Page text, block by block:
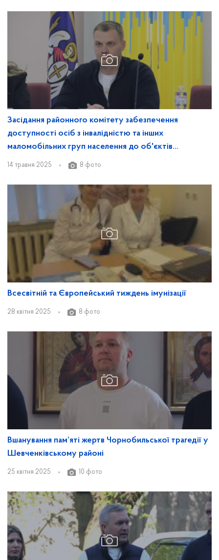
Засідання районного комітету забезпечення
доступності осіб з інвалідністю та інших
маломобільних груп населення до об'єктів
соціальної та інженерно-транспортної
14 травня 2025 8 фото
Всесвітній та Європейський тиждень імунізації
28 квітня 2025 8 фото
Вшанування пам’яті жертв Чорнобильської трагедії у
Шевченківському районі
25 квітня 2025 10 фото